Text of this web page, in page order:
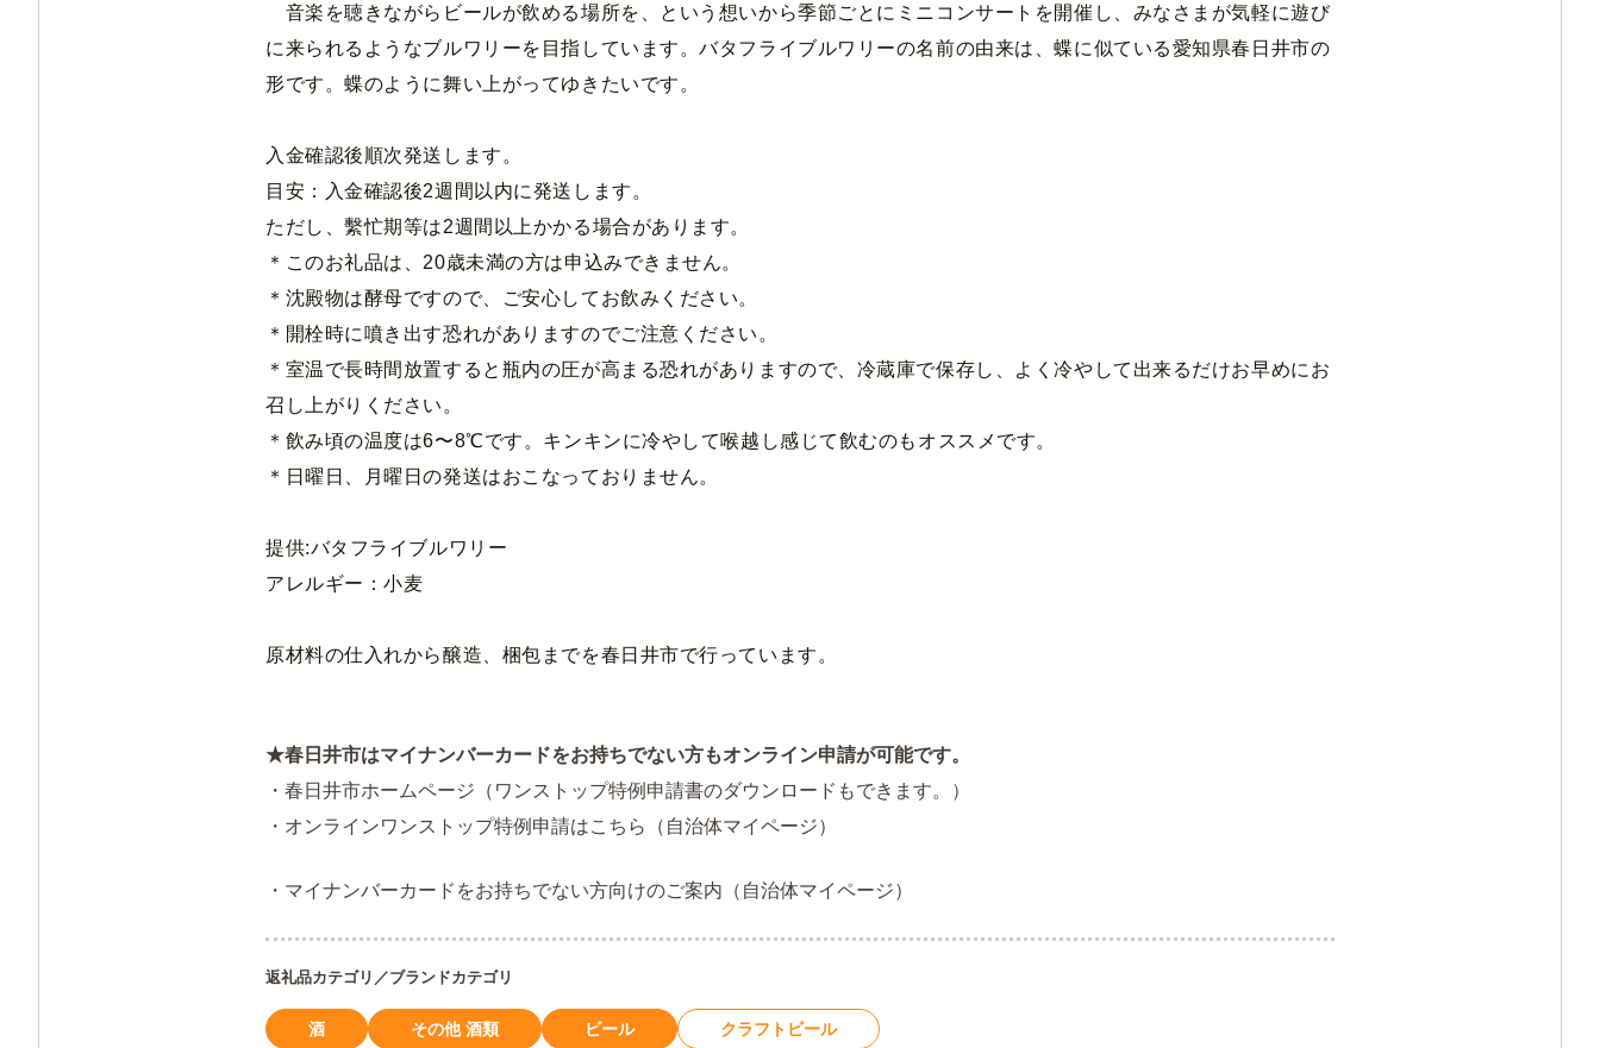
音楽を聴きながらビールが飲める場所を、という想いから季節ごとにミニコンサートを開催し、みなさまが気軽に遊び
に来られるようなブルワリーを目指しています。バタフライブルワリーの名前の由来は、蝶に似ている愛知県春日井市の
形です。蝶のように舞い上がってゆきたいです。
入金確認後順次発送します。
目安：入金確認後2週間以内に発送します。
ただし、繫忙期等は2週間以上かかる場合があります。
＊このお礼品は、20歳未満の方は申込みできません。
＊沈殿物は酵母ですので、ご安心してお飲みください。
＊開栓時に噴き出す恐れがありますのでご注意ください。
＊室温で長時間放置すると瓶内の圧が高まる恐れがありますので、冷蔵庫で保存し、よく冷やして出来るだけお早めにお
召し上がりください。
＊飲み頃の温度は6〜8℃です。キンキンに冷やして喉越し感じて飲むのもオススメです。
＊日曜日、月曜日の発送はおこなっておりません。
提供:バタフライブルワリー
アレルギー：小麦
原材料の仕入れから醸造、梱包までを春日井市で行っています。
★春日井市はマイナンバーカードをお持ちでない方もオンライン申請が可能です。
・ 春日井市ホームページ（ワンストップ特例申請書のダウンロードもできます。）
・ オンラインワンストップ特例申請はこちら（自治体マイページ）
・ マイナンバーカードをお持ちでない方向けのご案内（自治体マイページ）
返礼品カテゴリ／ブランドカテゴリ
酒 その他 酒類 ビール クラフトビール